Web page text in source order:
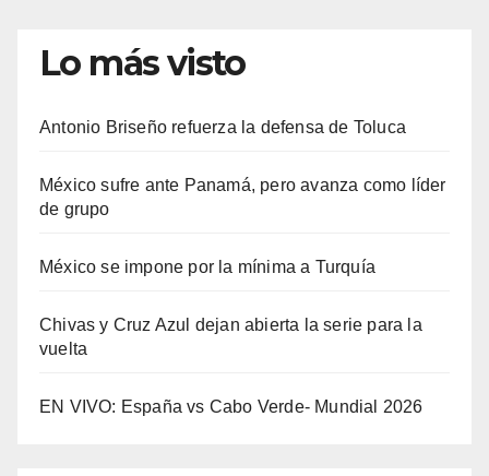
Lo más visto
Antonio Briseño refuerza la defensa de Toluca
México sufre ante Panamá, pero avanza como líder
de grupo
México se impone por la mínima a Turquía
Chivas y Cruz Azul dejan abierta la serie para la
vuelta
EN VIVO: España vs Cabo Verde- Mundial 2026